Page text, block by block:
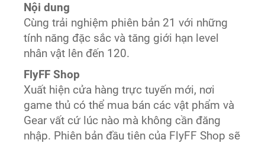
Nội dung
Cùng trải nghiệm phiên bản 21 với những
tính năng đặc sắc và tăng giới hạn level
nhân vật lên đến 120.
FlyFF Shop
Xuất hiện cửa hàng trực tuyến mới, nơi
game thủ có thể mua bán các vật phẩm và
Gear vất cứ lúc nào mà không cần đăng
nhập. Phiên bản đầu tiên của FlyFF Shop sẽ